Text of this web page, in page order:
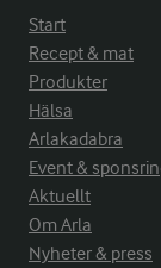
Start
Recept & mat
Produkter
Hälsa
Arlakadabra
Event &
Aktuellt
Om Arla
Nyheter & press